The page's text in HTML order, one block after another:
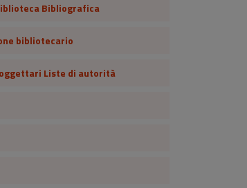
Bibliografica
bibliotecario
Liste di autorità